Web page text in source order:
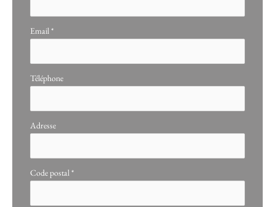
Email *
Téléphone
Adresse
Code postal *